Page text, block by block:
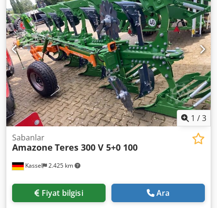
1 /3
Kassel 2.425 km
Sabanlar
Amazone Teres 300 V 5+0 100
Fiyat bilgisi Ara